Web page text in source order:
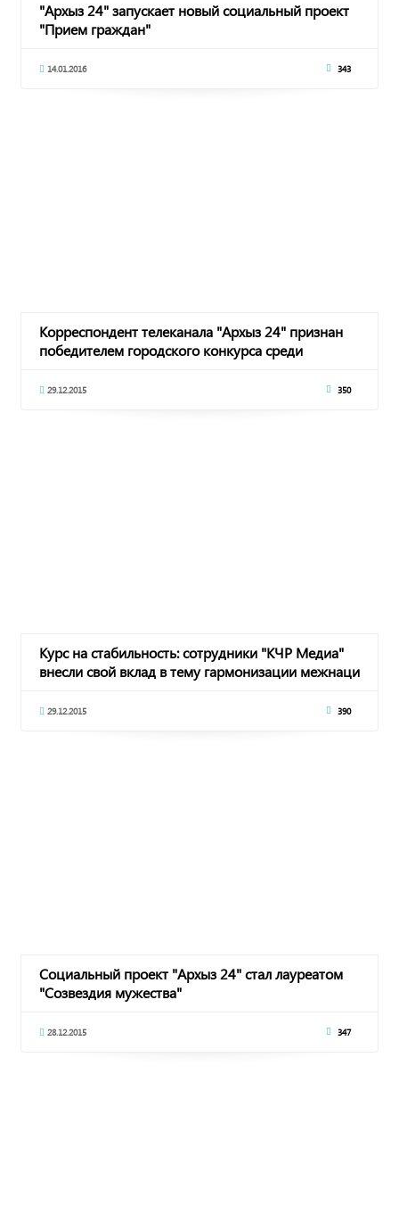
"Архыз 24" запускает новый социальный проект
"Прием граждан"
14.01.2016 343
Корреспондент телеканала "Архыз 24" признан
победителем городского конкурса среди
29.12.2015 350
Курс на стабильность: сотрудники "КЧР Медиа"
внесли свой вклад в тему гармонизации межнаци
29.12.2015 390
Социальный проект "Архыз 24" стал лауреатом
"Созвездия мужества"
28.12.2015 347